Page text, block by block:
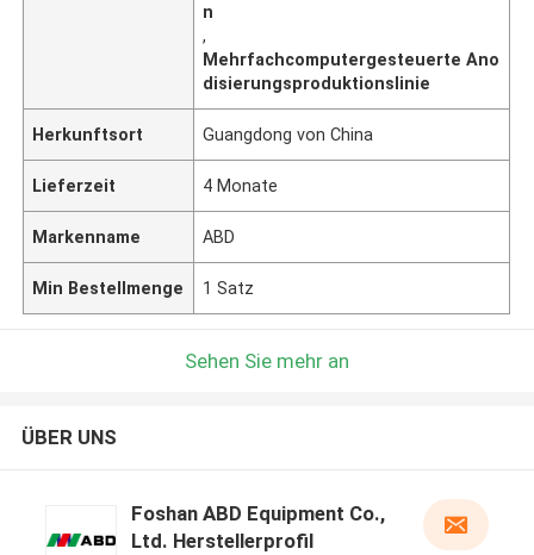
n
,
Mehrfachcomputergesteuerte Ano
disierungsproduktionslinie
Herkunftsort Guangdong von China
Lieferzeit 4 Monate
Markenname ABD
Min Bestellmenge 1 Satz
Sehen Sie mehr an
ÜBER UNS
Foshan ABD Equipment Co.,
Ltd. Herstellerprofil